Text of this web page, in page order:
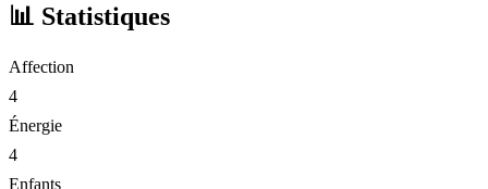
📊 Statistiques
Affection
4
Énergie
4
Enfants